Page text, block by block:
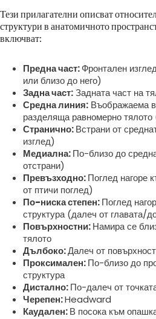
Тези прилагателни описват
структури в анатомичното
включват:
Предна част:Фронтален
или близо до него)
Задна част:Задната част на
Средна линия: Въображаема
разделяща равномерно
Странично:Встрани от
изглед)
Медиална:По-близо до
отстрани)
Превъзходно:Поглед нагоре
от птичи поглед)
По-ниска степен:Поглед
структура (далеч от главата/
Повърхностни:Намира се
тялото
Дълбоко:Далеч от
Проксимален:По-близо до
структура
Дистално:По-далеч от
Черепен:Headward
Каудален:В посока към